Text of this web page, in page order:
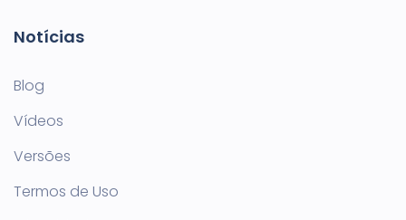
Notícias
Blog
Vídeos
Versões
Termos de Uso